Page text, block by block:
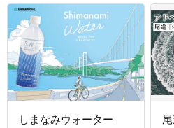
しまなみウォーター